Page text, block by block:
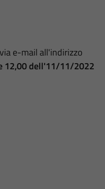
e-mail all'indirizzo
12,00 dell'11/11/2022